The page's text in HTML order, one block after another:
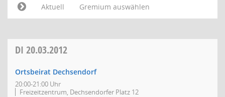
Aktuell
Gremium auswählen
DI 20.03.2012
Ortsbeirat Dechsendorf
20:00-21:00 Uhr
Freizeitzentrum, Dechsendorfer Platz 12